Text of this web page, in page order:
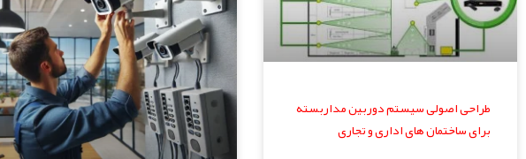
طراحی اصولی سیستم دوربین مداربسته
برای ساختمان های اداری و تجاری